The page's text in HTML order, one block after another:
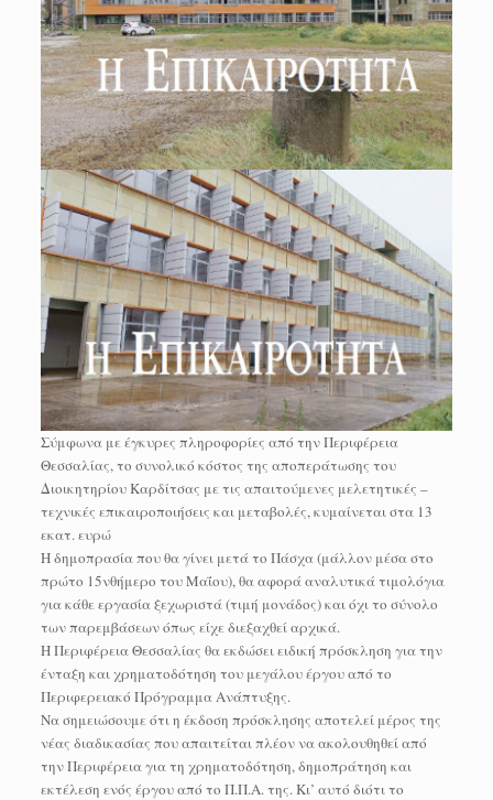
Σύμφωνα με έγκυρες πληροφορίες από την Περιφέρεια
Θεσσαλίας, το συνολικό κόστος της αποπεράτωσης του
Διοικητηρίου Καρδίτσας με τις απαιτούμενες μελετητικές –
τεχνικές επικαιροποιήσεις και μεταβολές, κυμαίνεται στα 13
εκατ. ευρώ
Η δημοπρασία που θα γίνει μετά το Πάσχα (μάλλον μέσα στο
πρώτο 15νθήμερο του Μαΐου), θα αφορά αναλυτικά τιμολόγια
για κάθε εργασία ξεχωριστά (τιμή μονάδος) και όχι το σύνολο
των παρεμβάσεων όπως είχε διεξαχθεί αρχικά.
Η Περιφέρεια Θεσσαλίας θα εκδώσει ειδική πρόσκληση για την
ένταξη και χρηματοδότηση του μεγάλου έργου από το
Περιφερειακό Πρόγραμμα Ανάπτυξης.
Να σημειώσουμε ότι η έκδοση πρόσκλησης αποτελεί μέρος της
νέας διαδικασίας που απαιτείται πλέον να ακολουθηθεί από
την Περιφέρεια για τη χρηματοδότηση, δημοπράτηση και
εκτέλεση ενός έργου από το Π.Π.Α. της. Κι’ αυτό διότι το